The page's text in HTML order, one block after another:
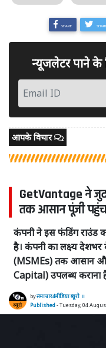
SHARE
न्यूजलेटर पाने के
आपके विचार
GetVantage ने
तक आसान पूंजी
कंपनी ने इस फंडिंग राउंड
है। कंपनी का लक्ष्य
(MSMEs) तक आसान
Capital) उपलब्ध कराना
byसमाचार4मीडिया ब्यूरो ।।
Published- Tuesday, 04